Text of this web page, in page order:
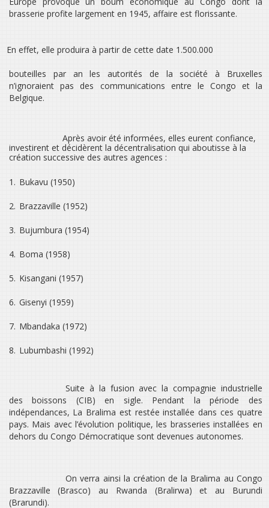
brasserie profite largement en 1945, affaire est florissante.
En effet, elle produira à partir de cette date 1.500.000
bouteilles par an les autorités de la société à Bruxelles
n’ignoraient pas des communications entre le Congo et la
Belgique.
Après avoir été informées, elles eurent confiance,
investirent et décidèrent la décentralisation qui aboutisse à la
création successive des autres agences :
1. Bukavu (1950)
2. Brazzaville (1952)
3. Bujumbura (1954)
4. Boma (1958)
5. Kisangani (1957)
6. Gisenyi (1959)
7. Mbandaka (1972)
8. Lubumbashi (1992)
Suite à la fusion avec la compagnie industrielle
des boissons (CIB) en sigle. Pendant la période des
indépendances, La Bralima est restée installée dans ces quatre
pays. Mais avec l’évolution politique, les brasseries installées en
dehors du Congo Démocratique sont devenues autonomes.
On verra ainsi la création de la Bralima au Congo
Brazzaville (Brasco) au Rwanda (Bralirwa) et au Burundi
(Brarundi).